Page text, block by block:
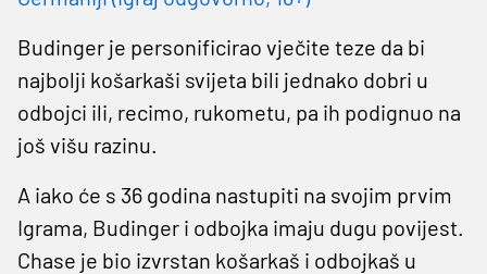
Budinger je personificirao vječite teze da bi
najbolji košarkaši svijeta bili jednako dobri u
odbojci ili, recimo, rukometu, pa ih podignuo na
još višu razinu.
A iako će s 36 godina nastupiti na svojim prvim
Igrama, Budinger i odbojka imaju dugu povijest.
Chase je bio izvrstan košarkaš i odbojkaš u